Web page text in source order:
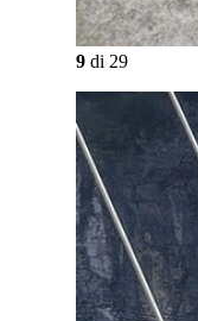
9 di 29